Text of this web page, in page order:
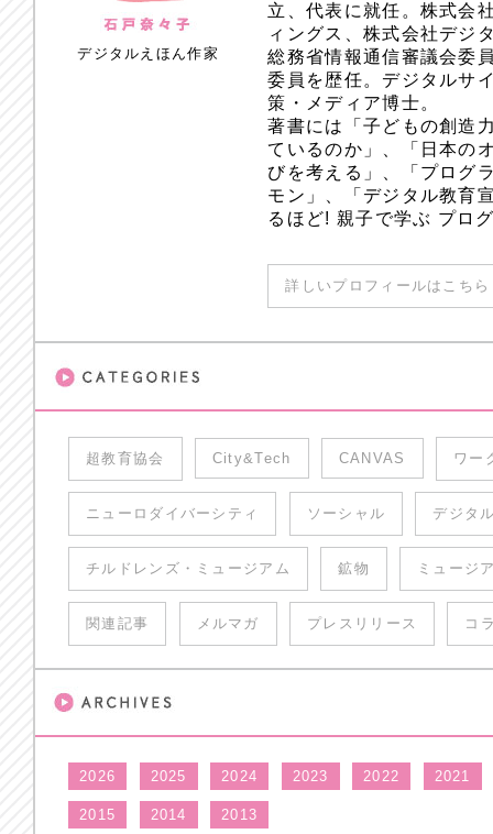
デジタルえほん作家
立、代表に就任。株式会
ィングス、株式会社デジ
総務省情報通信審議会委
委員を歴任。デジタルサ
策・メディア博士。
著書には「子どもの創造
ているのか」、「日本の
びを考える」、「プログ
モン」、「デジタル教育
るほど! 親子で学ぶ プロ
詳しいプロフィールはこち
超教育協会 City&Tech CANVAS ワー
ニューロダイバーシティ ソーシャル デジタ
チルドレンズ・ミュージアム 鉱物 ミュージ
関連記事 メルマガ プレスリリース コ
2026 2025 2024 2023 2022 2021
2015 2014 2013